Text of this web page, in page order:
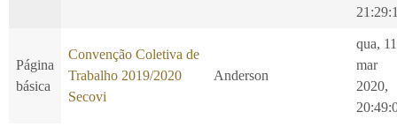
Página
básica
Convenção Coletiva de
Trabalho 2019/2020
Secovi
Anderson
qua, 11
mar
2020,